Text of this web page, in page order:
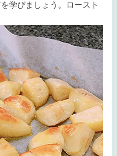
学びましょう。ロースト